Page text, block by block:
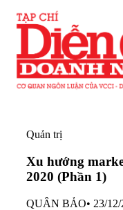
Quản trị
Xu hướng
2020 (Phần 1)
QUÂN BẢO• 23/